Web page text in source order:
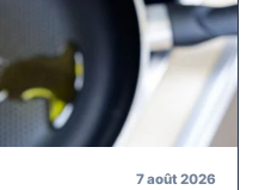
7 août 2026